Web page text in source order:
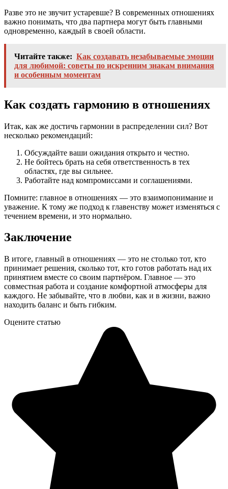
Разве это не звучит устаревше? В современных отношениях
важно понимать, что два партнера могут быть главными
одновременно, каждый в своей области.
Читайте также: Как создавать незабываемые эмоции
для любимой: советы по искренним знакам внимания
и особенным моментам
Как создать гармонию в отношениях
Итак, как же достичь гармонии в распределении сил? Вот
несколько рекомендаций:
Обсуждайте ваши ожидания открыто и честно.
Не бойтесь брать на себя ответственность в тех
областях, где вы сильнее.
Работайте над компромиссами и соглашениями.
Помните: главное в отношениях — это взаимопонимание и
уважение. К тому же подход к главенству может изменяться с
течением времени, и это нормально.
Заключение
В итоге, главный в отношениях — это не столько тот, кто
принимает решения, сколько тот, кто готов работать над их
принятием вместе со своим партнёром. Главное — это
совместная работа и создание комфортной атмосферы для
каждого. Не забывайте, что в любви, как и в жизни, важно
находить баланс и быть гибким.
Оцените статью